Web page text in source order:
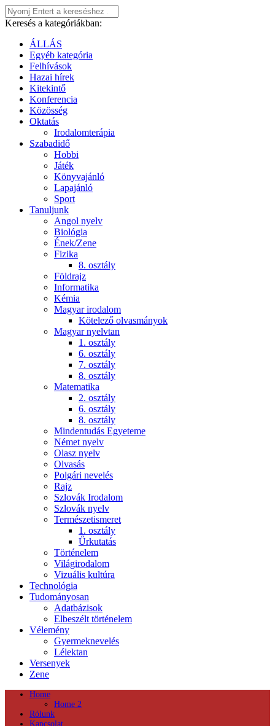
Keresés a kategóriákban:
ÁLLÁS
Egyéb kategória
Felhívások
Hazai hírek
Kitekintő
Konferencia
Közösség
Oktatás
Irodalomterápia
Szabadidő
Hobbi
Játék
Könyvajánló
Lapajánló
Sport
Tanuljunk
Angol nyelv
Biológia
Ének/Zene
Fizika
8. osztály
Földrajz
Informatika
Kémia
Magyar irodalom
Kötelező olvasmányok
Magyar nyelvtan
1. osztály
6. osztály
7. osztály
8. osztály
Matematika
2. osztály
6. osztály
8. osztály
Mindentudás Egyeteme
Német nyelv
Olasz nyelv
Olvasás
Polgári nevelés
Rajz
Szlovák Irodalom
Szlovák nyelv
Természetismeret
1. osztály
Űrkutatás
Történelem
Világirodalom
Vizuális kultúra
Technológia
Tudományosan
Adatbázisok
Elbeszélt történelem
Vélemény
Gyermeknevelés
Lélektan
Versenyek
Zene
Home
Home 2
Rólunk
Kapcsolat